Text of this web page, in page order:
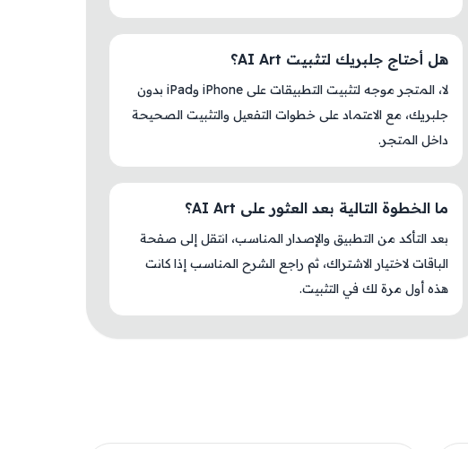
هل أحتاج جلبريك لتثبيت AI Art؟
لا، المتجر موجه لتثبيت التطبيقات على iPhone وiPad بدون
جلبريك، مع الاعتماد على خطوات التفعيل والتثبيت الصحيحة
داخل المتجر.
ما الخطوة التالية بعد العثور على AI Art؟
بعد التأكد من التطبيق والإصدار المناسب، انتقل إلى صفحة
الباقات لاختيار الاشتراك، ثم راجع الشرح المناسب إذا كانت
هذه أول مرة لك في التثبيت.